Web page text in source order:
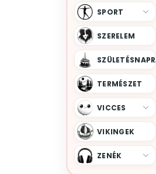
SPORT
SZERELEM
TERMÉSZET
VICCES
VIKINGEK
ZENÉK